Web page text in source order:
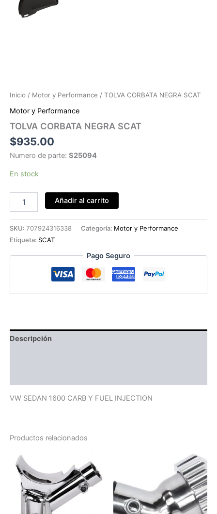
Inicio / Motor y Performance / TOLVA CORBATA NEGRA SCAT
Motor y Performance
TOLVA CORBATA NEGRA SCAT
$935.00
Numero de parte: S25094
En stock
CORBATA
SCAT
Añadir al carrito
SKU: 707924316338 Categoría: Motor y Performance
Etiqueta: SCAT
Pago Seguro
Descripción
VW SEDAN 1600 CARB Y FUEL INJECTION
Productos relacionados